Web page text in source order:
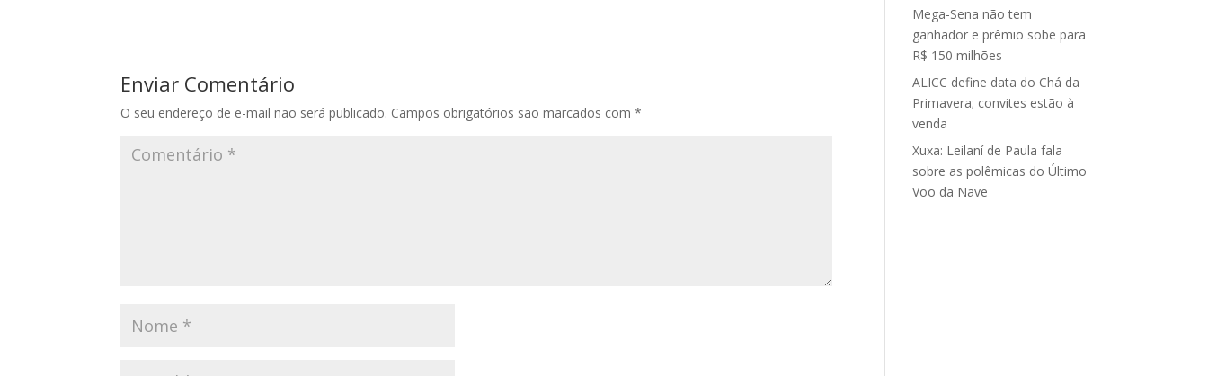
Enviar Comentário
O seu endereço de e-mail não será publicado. Campos obrigatórios são marcados com*
Mega-Sena não tem
ganhador e prêmio sobe para
R$ 150 milhões
ALICC define data do Chá da
Primavera; convites estão à
venda
Xuxa: Leilaní de Paula fala
sobre as polêmicas do Último
Voo da Nave